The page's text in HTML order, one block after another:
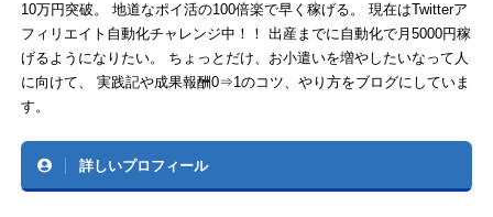
10万円突破。 地道なポイ活の100倍楽で早く稼げる。 現在はTwitterア
フィリエイト自動化チャレンジ中！！ 出産までに自動化で月5000円稼
げるようになりたい。 ちょっとだけ、お小遣いを増やしたいなって人
に向けて、 実践記や成果報酬0⇒1のコツ、やり方をブログにしていま
す。
詳しいプロフィール